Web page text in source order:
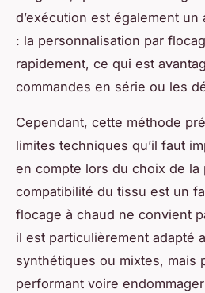
d’exécution est également
: la personnalisation par
rapidement, ce qui est
commandes en série ou les
Cependant, cette méthode
limites techniques qu’il faut
en compte lors du choix de la
compatibilité du tissu est un
flocage à chaud ne convient
il est particulièrement adapté
synthétiques ou mixtes, mais
performant voire